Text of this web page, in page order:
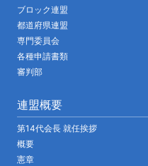
ブロック連盟
都道府県連盟
専門委員会
各種申請書類
審判部
連盟概要
第14代会長 就任挨拶
概要
憲章